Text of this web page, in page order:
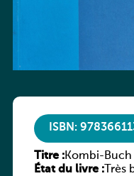
ISBN:
Titre :Kombi-Buch
Luxemburg)
État du livre :Très